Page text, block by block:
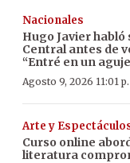
Nacionales
Hugo Javier
Central antes de
“Entré en un
Agosto 9, 2026 11:01
Arte y
Curso online
literatura